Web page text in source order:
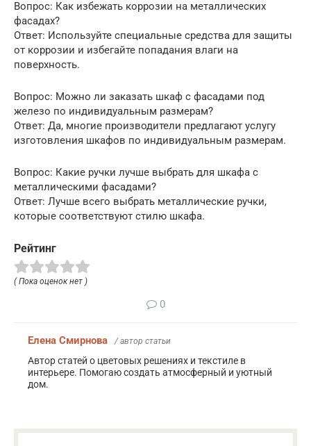
Вопрос: Как избежать коррозии на металлических
фасадах?
Ответ: Используйте специальные средства для защиты
от коррозии и избегайте попадания влаги на
поверхность.
Вопрос: Можно ли заказать шкаф с фасадами под
железо по индивидуальным размерам?
Ответ: Да, многие производители предлагают услугу
изготовления шкафов по индивидуальным размерам.
Вопрос: Какие ручки лучше выбрать для шкафа с
металлическими фасадами?
Ответ: Лучше всего выбрать металлические ручки,
которые соответствуют стилю шкафа.
Рейтинг
( Пока оценок нет )
0
Елена Смирнова / автор статьи
Автор статей о цветовых решениях и текстиле в
интерьере. Помогаю создать атмосферный и уютный
дом.